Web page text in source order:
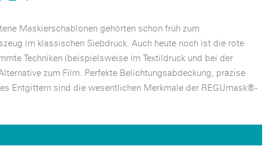
Maskierschablonen gehörten schon früh zum
im klassischen Siebdruck. Auch heute noch ist die rote
Techniken (beispielsweise im Textildruck und bei der
zum Film. Perfekte Belichtungsabdeckung, präzise
Entgittern sind die wesentlichen Merkmale der REGUmask®-